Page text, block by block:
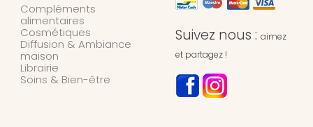
Compléments
alimentaires
Cosmétiques
Diffusion & Ambiance
maison
Librairie
Soins & Bien-être
Suivez nous : aimez
et partagez !